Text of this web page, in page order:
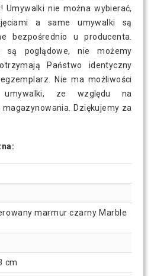
Umywalki nie można wybierać,
a same umywalki są
bezpośrednio u producenta.
są poglądowe, nie możemy
Państwo identyczny
Nie ma możliwości
umywalki, ze względu na
Dziękujemy za
marmur czarny Marble
cm